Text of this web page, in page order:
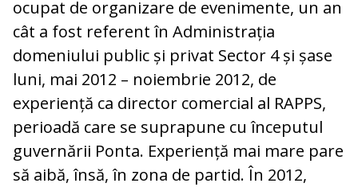
ocupat de organizare de evenimente, un an
cât a fost referent în Administrația
domeniului public și privat Sector 4 și șase
luni, mai 2012 – noiembrie 2012, de
experiență ca director comercial al RAPPS,
perioadă care se suprapune cu începutul
guvernării Ponta. Experiență mai mare pare
să aibă, însă, în zona de partid. În 2012,